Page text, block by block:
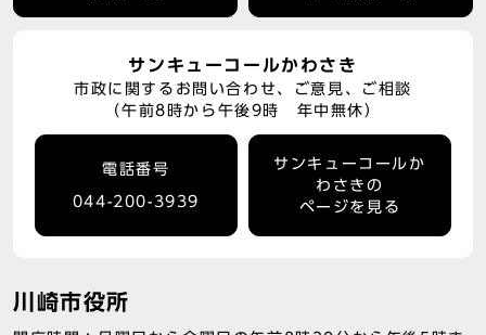
サンキューコールかわさき
市政に関するお問い合わせ、ご意見、ご相談
（午前8時から午後9時 年中無休）
電話番号
044-200-3939
サンキューコールか
わさきの
ページを見る
川崎市役所